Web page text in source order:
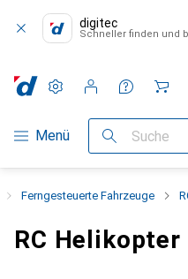
digitec
Schneller finden und
Navigation nach Kategorien
Menü Suche
Einstellungen
Kundenkonto
Vergleichslisten
Merklisten
Warenkorb
Ferngesteuerte Fahrzeuge
RC Helikopter